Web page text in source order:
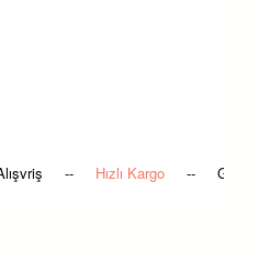
Alışvriş -- Hızlı Kargo